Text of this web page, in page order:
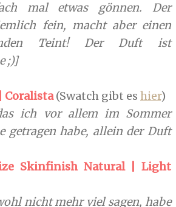
mal etwas gönnen. Der
fein, macht aber einen
Teint! Der Duft ist
;)]
Coralista (Swatch gibt es hier)
ich vor allem im Sommer
getragen habe, allein der Duft
Skinfinish Natural | Light
nicht mehr viel sagen, habe